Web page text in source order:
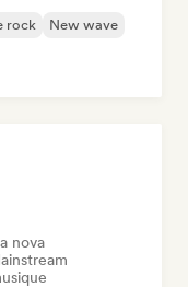
rock
New wave
nova